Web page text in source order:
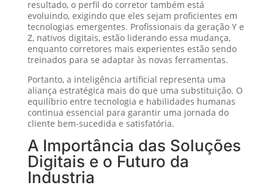
resultado, o perfil do corretor também está
evoluindo, exigindo que eles sejam proficientes em
tecnologias emergentes. Profissionais da geração Y e
Z, nativos digitais, estão liderando essa mudança,
enquanto corretores mais experientes estão sendo
treinados para se adaptar às novas ferramentas.
Portanto, a inteligência artificial representa uma
aliança estratégica mais do que uma substituição. O
equilíbrio entre tecnologia e habilidades humanas
continua essencial para garantir uma jornada do
cliente bem-sucedida e satisfatória.
A Importância das Soluções
Digitais e o Futuro da
Industria